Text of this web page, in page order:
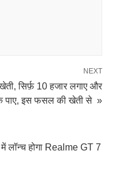
NEXT
सिर्फ़ 10 हजार लगाए और
पाए, इस फसल की खेती से »
होगा Realme GT 7